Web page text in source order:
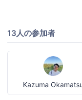
13人の参加者
Kazuma